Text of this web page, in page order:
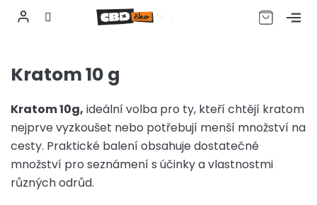
obsah
CZK
Kratom 10 g
Kratom 10g, ideální volba pro ty, kteří chtějí kratom
nejprve vyzkoušet nebo potřebují menší množství na
cesty. Praktické balení obsahuje dostatečné
množství pro seznámení s účinky a vlastnostmi
různých odrůd.